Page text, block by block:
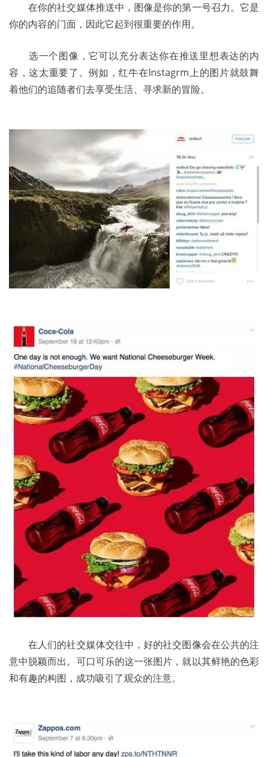
	在你的社交媒体推送中，图像是你的第一号召力。它是
你的内容的门面，因此它起到很重要的作用。
容，这太重要了。例如，红牛在Instagrm上的图片就鼓舞
着他们的追随者们去享受生活、寻求新的冒险。
	在人们的社交媒体交往中，好的社交图像会在公共的注
意中脱颖而出。可口可乐的这一张图片，就以其鲜艳的色彩
和有趣的构图，成功吸引了观众的注意。